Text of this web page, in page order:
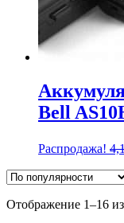
Bell
Распродажа!
Отображение 1–16